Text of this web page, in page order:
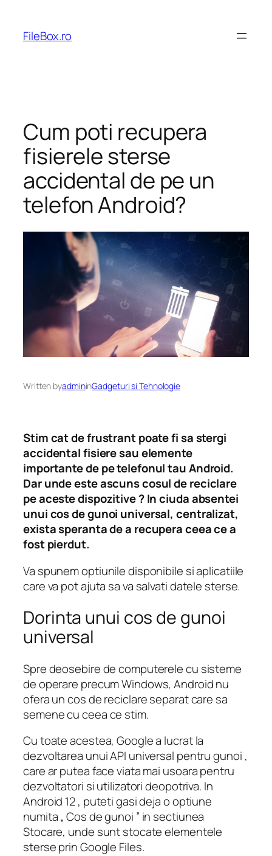
content
FileBox.ro
Cum poti recupera
fisierele sterse
accidental de pe un
telefon Android?
Written byadmininGadgeturi si Tehnologie
Stim cat de frustrant poate fi sa stergi
accidental fisiere sau elemente
importante de pe telefonul tau Android.
Dar unde este ascuns cosul de reciclare
pe aceste dispozitive ? In ciuda absentei
unui cos de gunoi universal, centralizat,
exista speranta de a recupera ceea ce a
fost pierdut.
Va spunem optiunile disponibile si aplicatiile
care va pot ajuta sa va salvati datele sterse.
Dorinta unui cos de gunoi
universal
Spre deosebire de computerele cu sisteme
de operare precum Windows, Android nu
ofera un cos de reciclare separat care sa
semene cu ceea ce stim.
Cu toate acestea, Google a lucrat la
dezvoltarea unui API universal pentru gunoi ,
care ar putea face viata mai usoara pentru
dezvoltatori si utilizatori deopotriva. In
Android 12 , puteti gasi deja o optiune
numita „ Cos de gunoi ” in sectiunea
Stocare, unde sunt stocate elementele
sterse prin Google Files.